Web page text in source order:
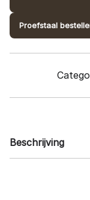
Proefstaal
Beschrijving